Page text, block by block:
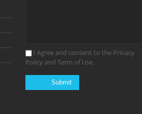
I Agree and consent to the Privacy
Policy and Term of Use.